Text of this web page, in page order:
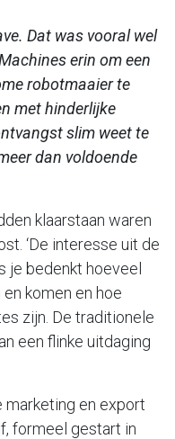
Dat was vooral wel
erin om een
robotmaaier te
met hinderlijke
slim weet te
dan voldoende
klaarstaan waren
‘De interesse uit de
je bedenkt hoeveel
komen en hoe
zijn. De traditionele
een flinke uitdaging
marketing en export
formeel gestart in